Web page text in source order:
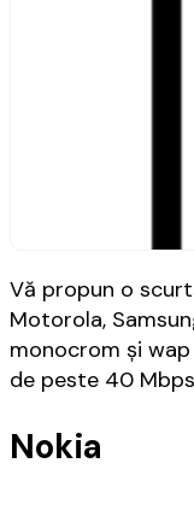
Vă propun o
Motorola,
monocrom și
de peste 40
Nokia